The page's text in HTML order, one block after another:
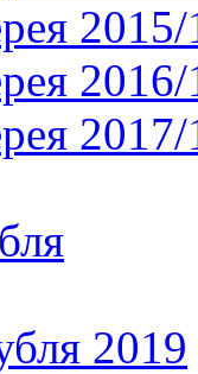
2019